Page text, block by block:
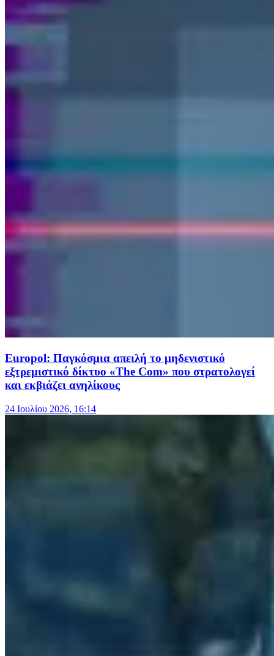
Europol: Παγκόσμια απειλή το μηδενιστικό
εξτρεμιστικό δίκτυο «The Com» που στρατολογεί
και εκβιάζει ανηλίκους
24 Ιουλίου 2026, 16:14